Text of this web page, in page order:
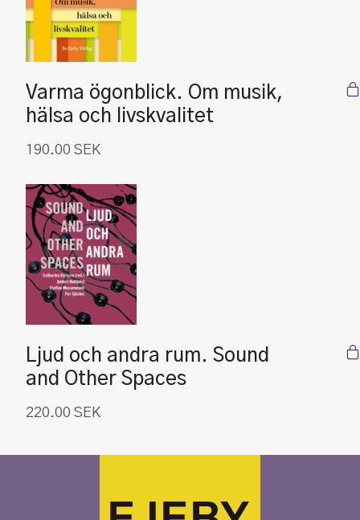
Varma ögonblick. Om musik,
hälsa och livskvalitet
190.00 SEK
Ljud och andra rum. Sound
and Other Spaces
220.00 SEK